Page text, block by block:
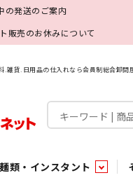
の発送のご案内
販売のお休みについて
雑貨.日用品の仕入れなら会員制総合卸問
麺類・インスタント